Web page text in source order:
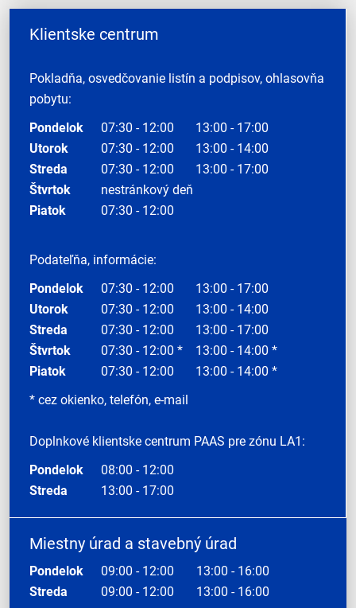
Klientske centrum
Pokladňa, osvedčovanie listín a podpisov, ohlasovňa
pobytu:
Pondelok
07:30 - 12:00
13:00 - 17:00
Utorok
07:30 - 12:00
13:00 - 14:00
Streda
07:30 - 12:00
13:00 - 17:00
Štvrtok
nestránkový deň
Piatok
07:30 - 12:00
Podateľňa, informácie:
Pondelok
07:30 - 12:00
13:00 - 17:00
Utorok
07:30 - 12:00
13:00 - 14:00
Streda
07:30 - 12:00
13:00 - 17:00
Štvrtok
07:30 - 12:00 *
13:00 - 14:00 *
Piatok
07:30 - 12:00
13:00 - 14:00 *
* cez okienko, telefón, e-mail
Doplnkové klientske centrum PAAS pre zónu LA1:
Pondelok
08:00 - 12:00
Streda
13:00 - 17:00
Miestny úrad a stavebný úrad
Pondelok 09:00 - 12:00
13:00 - 16:00
Streda
09:00 - 12:00 13:00 - 16:00